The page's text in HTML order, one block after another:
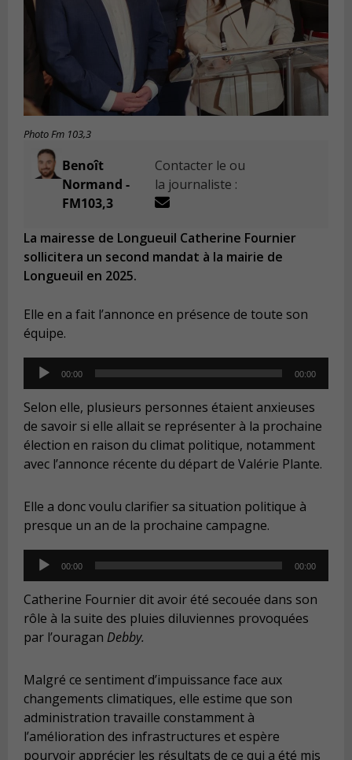
Photo Fm 103,3
Benoît
Normand -
FM103,3
Contacter le ou
la journaliste :
La mairesse de Longueuil Catherine Fournier
sollicitera un second mandat à la mairie de
Longueuil en 2025.
Elle en a fait l’annonce en présence de toute son
équipe.
Audio
Player
00:00 00:00
Selon elle, plusieurs personnes étaient anxieuses
de savoir si elle allait se représenter à la prochaine
élection en raison du climat politique, notamment
avec l’annonce récente du départ de Valérie Plante.
Elle a donc voulu clarifier sa situation politique à
presque un an de la prochaine campagne.
Audio
Player
00:00 00:00
Catherine Fournier dit avoir été secouée dans son
rôle à la suite des pluies diluviennes provoquées
par l’ouragan Debby.
Malgré ce sentiment d’impuissance face aux
changements climatiques, elle estime que son
administration travaille constamment à
l’amélioration des infrastructures et espère
pourvoir apprécier les résultats de ce qui a été mis